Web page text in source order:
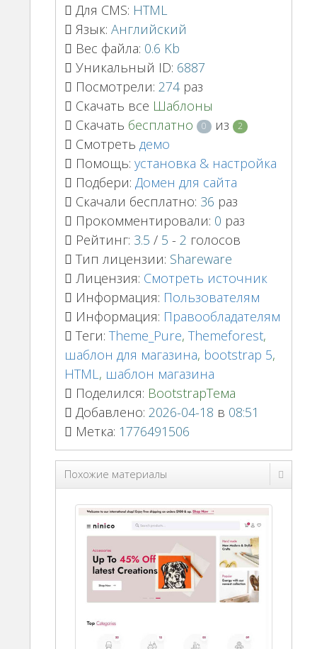
Для CMS: HTML
Язык: Английский
Вес файла: 0.6 Kb
Уникальный ID: 6887
Посмотрели: 274раз
Скачать все Шаблоны
Скачать бесплатно 0 из 2
Смотреть демо
Помощь: установка & настройка
Подбери: Домен для сайта
Скачали бесплатно: 36 раз
Прокомментировали: 0 раз
Рейтинг: 3.5 / 5 - 2 голосов
Тип лицензии: Shareware
Лицензия: Смотреть источник
Информация: Пользователям
Информация: Правообладателям
Теги:Theme_Pure,Themeforest,
шаблон для магазина, bootstrap 5,
HTML, шаблон магазина
Поделился: BootstrapТема
Добавлено: 2026-04-18 в 08:51
Метка: 1776491506
Похожие материалы